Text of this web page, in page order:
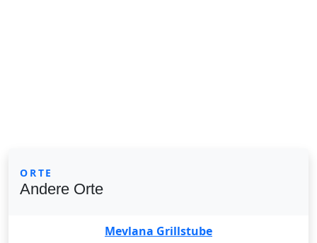
ORTE
Andere Orte
Mevlana Grillstube